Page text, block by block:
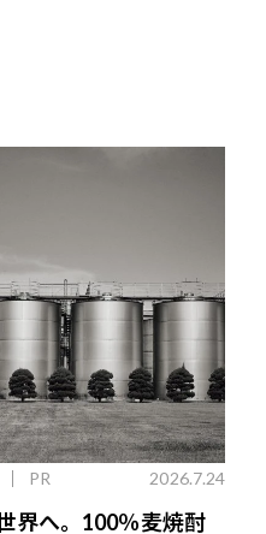
PR 2026.7.24
界へ。100％麦焼酎